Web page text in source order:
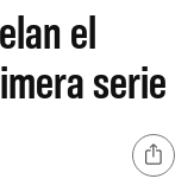
el
serie